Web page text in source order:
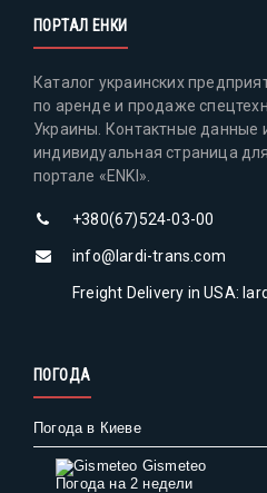
ПОРТАЛ ЕНКИ
Каталог украинских
по аренде и продаже
Украины. Контактные данные
индивидуальная страница
портале «ENKI».
+380(67)524-03-00
info@lardi-trans.com
Freight Delivery in USA:
ПОГОДА
Погода в Киеве
Gismeteo
Погода на 2 недели